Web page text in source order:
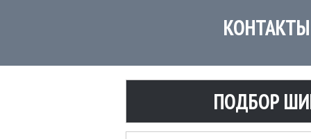
КОНТАКТЫ
ПОДБОР